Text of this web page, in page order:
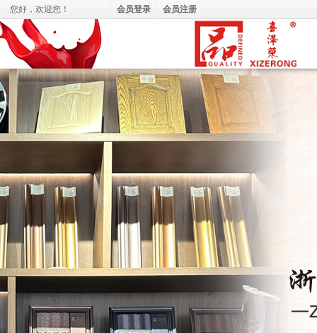
您好， 欢迎您！ 会员登录 会员注册